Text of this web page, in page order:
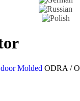
Molded ODRA /